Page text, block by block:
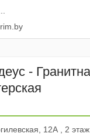
-
12А , 2 этаж